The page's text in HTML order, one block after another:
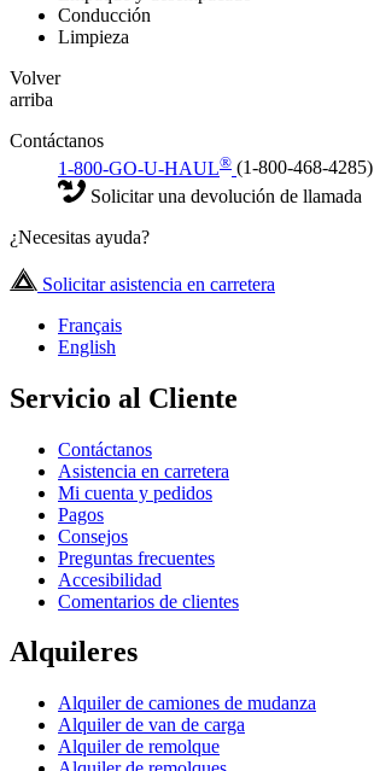
Conducción
Limpieza
Volver
arriba
Contáctanos
1-800-GO-U-HAUL® (1-800-468-4285)
Solicitar una devolución de llamada
¿Necesitas ayuda?
Solicitar asistencia en carretera
Français
English
Servicio al Cliente
Contáctanos
Asistencia en carretera
Mi cuenta y pedidos
Pagos
Consejos
Preguntas frecuentes
Accesibilidad
Comentarios de clientes
Alquileres
Alquiler de camiones de mudanza
Alquiler de van de carga
Alquiler de remolque